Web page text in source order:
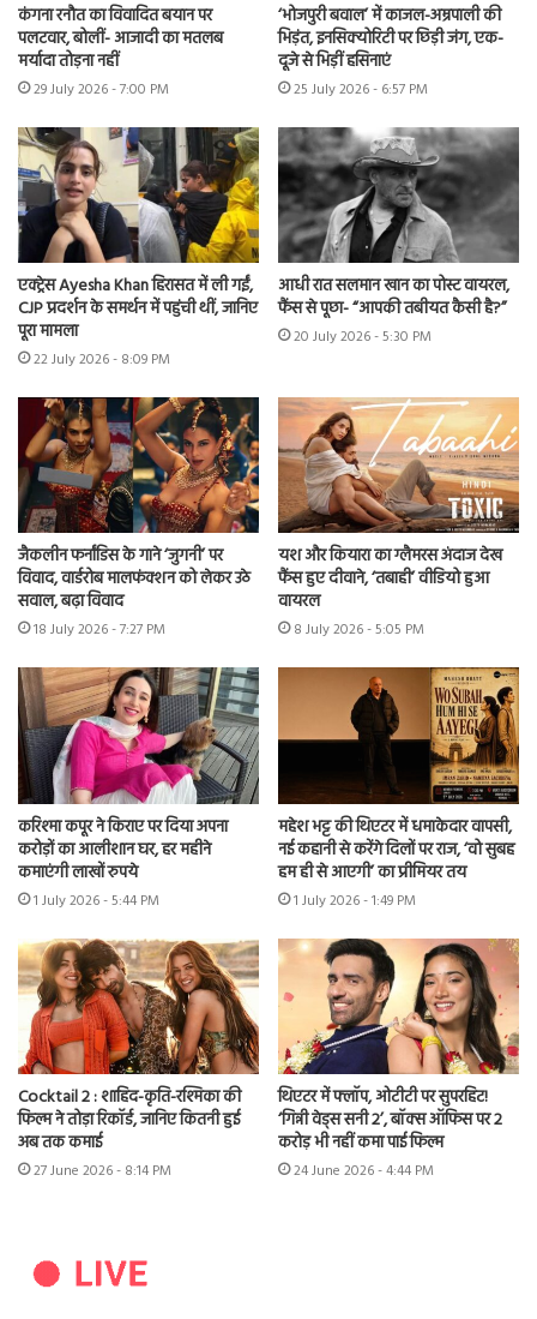
कंगना रनौत का विवादित बयान पर
पलटवार, बोलीं- आजादी का मतलब
मर्यादा तोड़ना नहीं
29 July 2026 - 7:00 PM
‘भोजपुरी बवाल’ में काजल-अम्रपाली की
भिड़ंत, इनसिक्योरिटी पर छिड़ी जंग, एक-
दूजे से भिड़ीं हसिनाएं
25 July 2026 - 6:57 PM
एक्ट्रेस Ayesha Khan हिरासत में ली गईं,
CJP प्रदर्शन के समर्थन में पहुंची थीं, जानिए
पूरा मामला
22 July 2026 - 8:09 PM
आधी रात सलमान खान का पोस्ट वायरल,
फैंस से पूछा- “आपकी तबीयत कैसी है?”
20 July 2026 - 5:30 PM
जैकलीन फर्नांडिस के गाने ‘जुगनी’ पर
विवाद, वार्डरोब मालफंक्शन को लेकर उठे
सवाल, बढ़ा विवाद
18 July 2026 - 7:27 PM
यश और कियारा का ग्लैमरस अंदाज देख
फैंस हुए दीवाने, ‘तबाही’ वीडियो हुआ
वायरल
8 July 2026 - 5:05 PM
करिश्मा कपूर ने किराए पर दिया अपना
करोड़ों का आलीशान घर, हर महीने
कमाएंगी लाखों रुपये
1 July 2026 - 5:44 PM
महेश भट्ट की थिएटर में धमाकेदार वापसी,
नई कहानी से करेंगे दिलों पर राज, ‘वो सुबह
हम ही से आएगी’ का प्रीमियर तय
1 July 2026 - 1:49 PM
Cocktail 2 : शाहिद-कृति-रश्मिका की
फिल्म ने तोड़ा रिकॉर्ड, जानिए कितनी हुई
अब तक कमाई
27 June 2026 - 8:14 PM
थिएटर में फ्लॉप, ओटीटी पर सुपरहिट!
‘गिन्नी वेड्स सनी 2’, बॉक्स ऑफिस पर 2
करोड़ भी नहीं कमा पाई फिल्म
24 June 2026 - 4:44 PM